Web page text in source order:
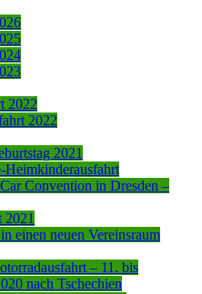
2022
2022
2021
Heimkinderausfahrt
Convention in Dresden –
einen neuen Vereinsraum
– 11. bis
nach Tschechien